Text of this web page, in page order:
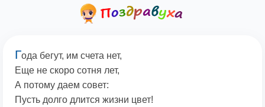
Года бегут, им счета нет,
Еще не скоро сотня лет,
А потому даем совет:
Пусть долго длится жизни цвет!